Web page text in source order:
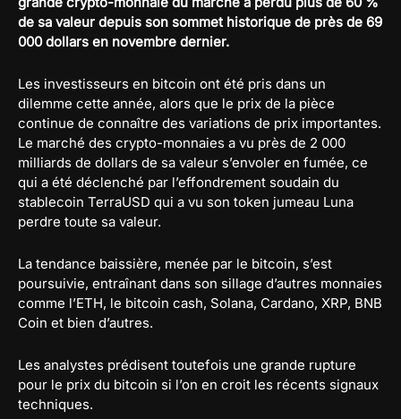
de sa valeur depuis son sommet historique de près de 69
000 dollars en novembre dernier.
Les investisseurs en bitcoin ont été pris dans un
dilemme cette année, alors que le prix de la pièce
continue de connaître des variations de prix importantes.
Le marché des crypto-monnaies a vu près de 2 000
milliards de dollars de sa valeur s’envoler en fumée, ce
qui a été déclenché par l’effondrement soudain du
stablecoin TerraUSD qui a vu son token jumeau Luna
perdre toute sa valeur.
La tendance baissière, menée par le bitcoin, s’est
poursuivie, entraînant dans son sillage d’autres monnaies
comme l’ETH, le bitcoin cash, Solana, Cardano, XRP, BNB
Coin et bien d’autres.
Les analystes prédisent toutefois une grande rupture
pour le prix du bitcoin si l’on en croit les récents signaux
techniques.